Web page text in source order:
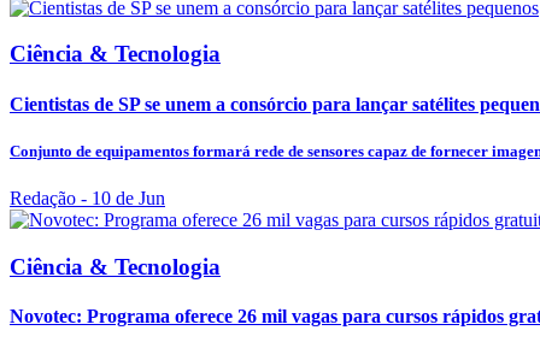
Ciência & Tecnologia
Cientistas de SP se unem a consórcio para lançar satélites
Conjunto de equipamentos formará rede de sensores capaz de fornecer
Redação - 10 de Jun
Ciência & Tecnologia
Novotec: Programa oferece 26 mil vagas para cursos rápidos